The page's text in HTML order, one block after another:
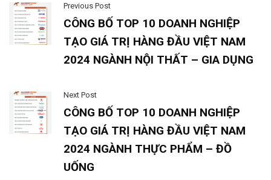
Previous Post
CÔNG BỐ TOP 10 DOANH NGHIỆP
TẠO GIÁ TRỊ HÀNG ĐẦU VIỆT NAM
2024 NGÀNH NỘI THẤT – GIA DỤNG
Next Post
CÔNG BỐ TOP 10 DOANH NGHIỆP
TẠO GIÁ TRỊ HÀNG ĐẦU VIỆT NAM
2024 NGÀNH THỰC PHẨM – ĐỒ
UỐNG